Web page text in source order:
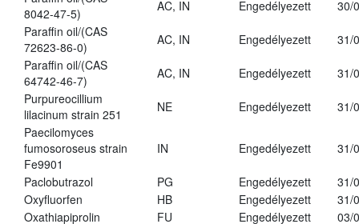
8042-47-5)
AC, IN Engedélyezett
30/
Paraffin oil/(CAS
72623-86-0)
AC, IN Engedélyezett
31/
Paraffin oil/(CAS
64742-46-7)
AC, IN Engedélyezett
31/
Purpureocillium
lilacinum strain 251
NE Engedélyezett
31/
Paecilomyces
fumosoroseus strain
Fe9901
IN Engedélyezett 31/
Paclobutrazol PG Engedélyezett
31/
Oxyfluorfen
HB Engedélyezett
31/
Oxathiapiprolin
FU Engedélyezett
03/